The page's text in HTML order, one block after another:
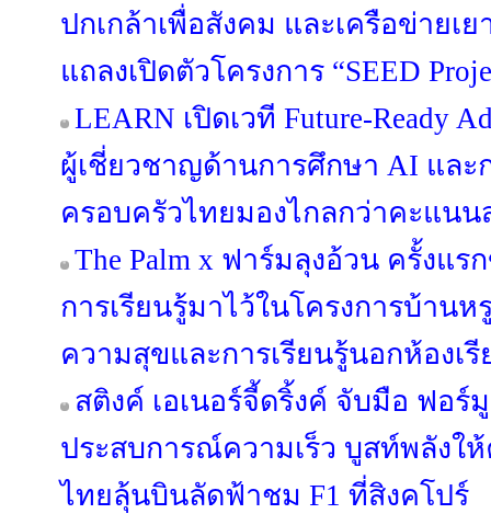
ปกเกล้าเพื่อสังคม และเครือข่ายเย
แถลงเปิดตัวโครงการ “SEED
LEARN เปิดเวที Future-Ready
ผู้เชี่ยวชาญด้านการศึกษา AI แล
ครอบครัวไทยมองไกลกว่าคะแนน
The Palm x ฟาร์มลุงอ้วน ครั้งแ
การเรียนรู้มาไว้ในโครงการบ้านห
ความสุขและการเรียนรู้นอกห้องเรี
สติงค์ เอเนอร์จี้ดริ้งค์ จับมือ ฟอร์
ประสบการณ์ความเร็ว บูสท์พลัง
ไทยลุ้นบินลัดฟ้าชม F1 ที่สิงคโปร์